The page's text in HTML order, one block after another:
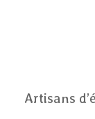
Artisans